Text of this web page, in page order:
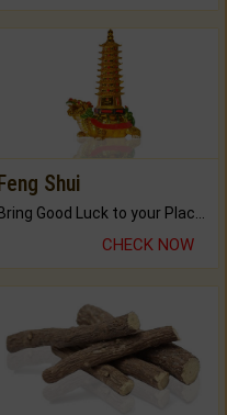
Shui
CHECK NOW